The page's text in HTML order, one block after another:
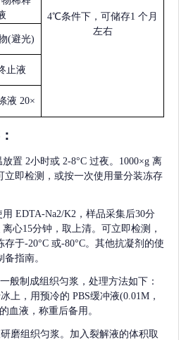
4℃条件下，可储存1 个月
左右
(避光)
止液
液 20×
：
放置 2小时或 2-8°C 过夜。1000×g 离
立即检测，或按一次使用量分装冻存
用 EDTA-Na2/K2，样品采集后30分
离心15分钟，取上清。可立即检测，
于-20°C 或-80°C。其他抗凝剂的使
指南。
般制成组织匀浆，处理方法如下：
上，用预冷的 PBS缓冲液(0.01M，
血液，称重后备用。
磨组织匀浆。加入裂解液的体积取